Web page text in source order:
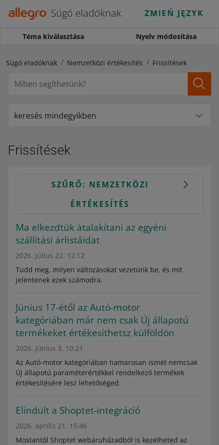
Súgó eladóknak ZMIEŃ JĘZYK
Téma kiválasztása Nyelv módosítása
Súgó eladóknak Nemzetközi értékesítés Frissítések
keresés mindegyikben
Frissítések
SZŰRŐ: NEMZETKÖZI
ÉRTÉKESÍTÉS
Ma elkezdtük átalakítani az egyéni
szállítási árlistáidat
2026. július 22. 12:12
Tudd meg, milyen változásokat vezetünk be, és mit
jelentenek ezek számodra.
Június 17-étől az Autó-motor
kategóriában már nem csak Új állapotú
termékeket értékesíthetsz külföldön
2026. június 3. 10:21
Az Autó-motor kategóriában hamarosan ismét nemcsak
Új állapotú paraméterértékkel rendelkező termékek
értékesítésére lesz lehetőséged.
Elindult a Shoptet-integráció
2026. április 21. 15:46
Mostantól Shoptet webáruházadból is kezelheted az